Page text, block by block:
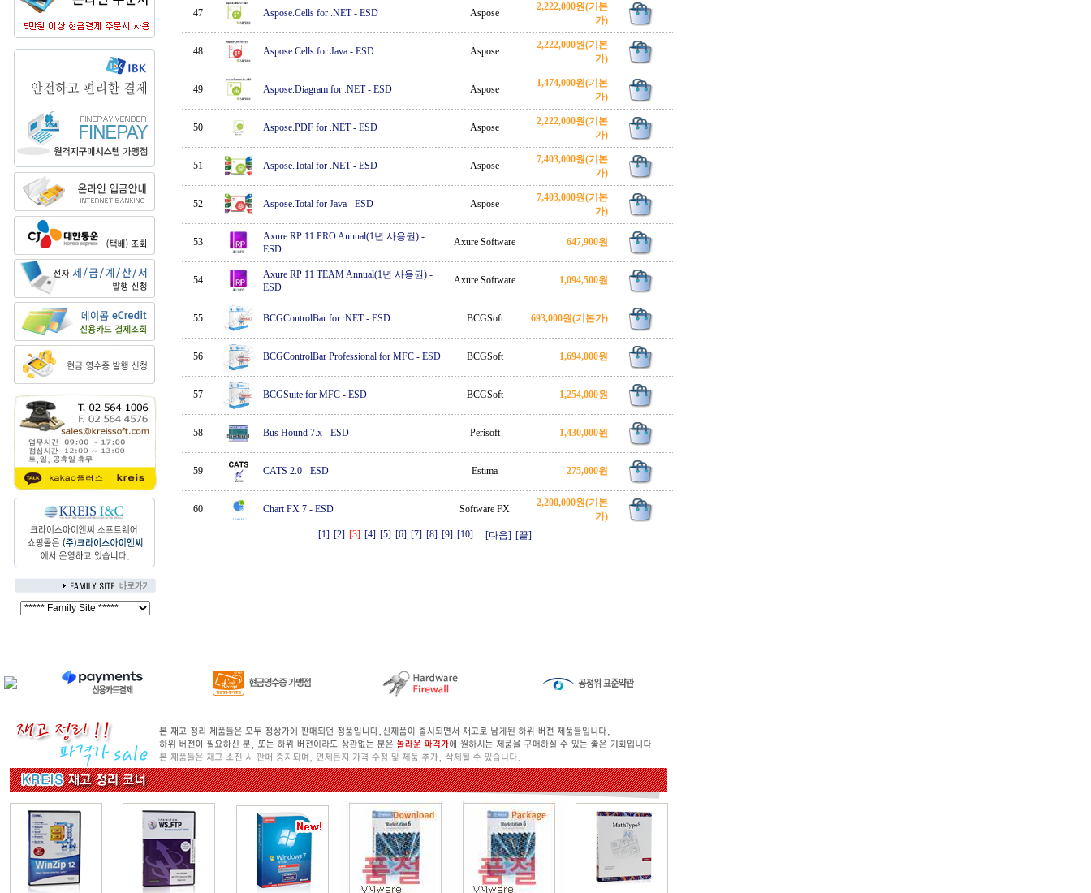
47 Aspose.Cells for .NET- ESD Aspose
2,222,000원(기본
가)
48 Aspose.Cells for Java- ESD Aspose
2,222,000원(기본
가)
49 Aspose.Diagram for .NET- ESD Aspose
1,474,000원(기본
가)
50 Aspose.PDF for .NET- ESD Aspose
2,222,000원(기본
가)
51 Aspose.Total for .NET- ESD Aspose
7,403,000원(기본
가)
52 Aspose.Total for Java- ESD Aspose
7,403,000원(기본
가)
53 Axure RP 11 PRO Annual(1년 사용권)-
ESD
Axure Software 647,900원
54 Axure RP 11 TEAM Annual(1년 사용권)-
ESD
Axure Software 1,094,500원
55 BCGControlBar for .NET- ESD BCGSoft 693,000원(기본가)
56 BCGControlBar Professional for MFC- ESD BCGSoft 1,694,000원
57 BCGSuite for MFC- ESD BCGSoft 1,254,000원
58 Bus Hound 7.x- ESD Perisoft 1,430,000원
59 CATS 2.0- ESD Estima 275,000원
60 Chart FX 7- ESD Software FX
2,200,000원(기본
가)
[1] [2] [3] [4] [5] [6] [7] [8] [9] [10] [다음] [끝]